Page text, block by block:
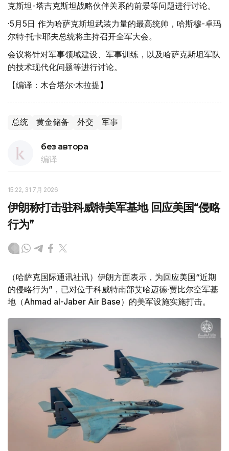
克斯坦-塔吉克斯坦战略伙伴关系的前景等问题进行讨论。
·5月5日 作为哈萨克斯坦武装力量的最高统帅，哈斯穆-卓玛
尔特·托卡耶夫总统将主持召开全军大会。
会议将针对军事领域建设、军事训练，以及哈萨克斯坦军队
的技术现代化问题等进行讨论。
【编译：木合塔尔·木拉提】
总统 黄金储备 外交 军事
без автора
编译
15:22, 31 7月 2026
伊朗称打击驻科威特美军基地 回应美国“侵略
行为”
（哈萨克国际通讯社讯）伊朗方面表示，为回应美国“近期
的侵略行为”，已对位于科威特南部艾哈迈德·贾比尔空军基
地（Ahmad al-Jaber Air Base）的美军设施实施打击。